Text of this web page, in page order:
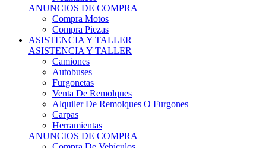
COCHES DE CALLE
VENTA COCHES DE CALLE.
COMPRA COCHES
SINIESTROS DE COCHES
EL BAÚL DE LOS RECUERDOS
FOROS DE OPINIÓN
FORO GENERAL
WRC
ERC
CERA
CERT - CERTT
CET / CER
FORO TÉCNICO